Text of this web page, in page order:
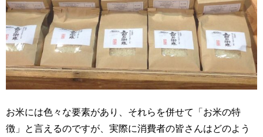
お米には色々な要素があり、それらを併せて「お米の特
徴」と言えるのですが、実際に消費者の皆さんはどのよう